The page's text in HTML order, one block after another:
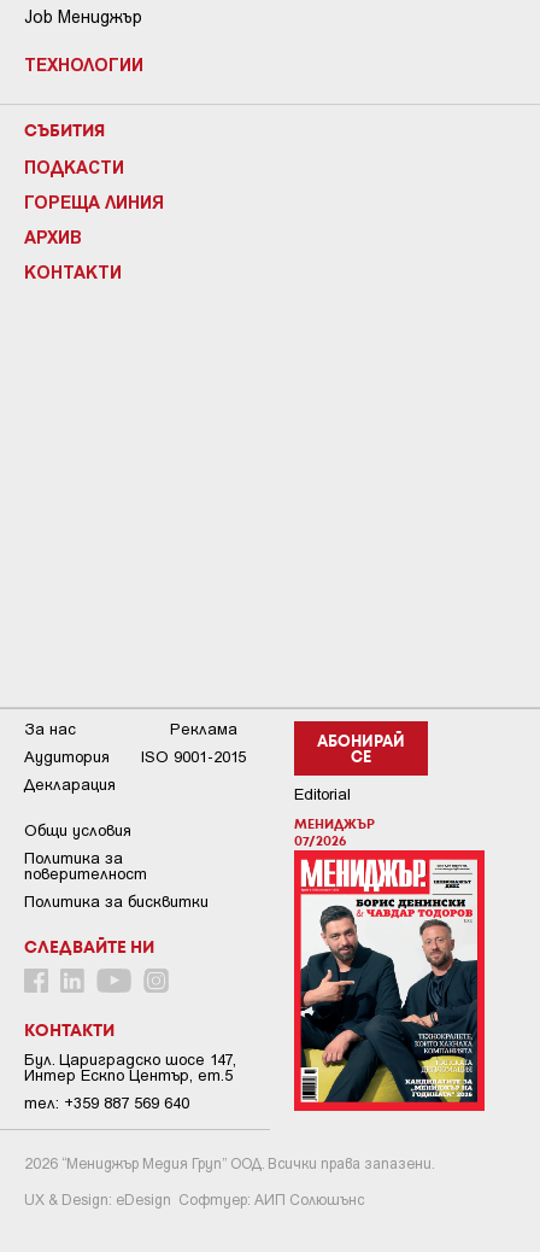
Job Мениджър
ТЕХНОЛОГИИ
СЪБИТИЯ
ПОДКАСТИ
ГОРЕЩА ЛИНИЯ
АРХИВ
КОНТАКТИ
АБОНИРАЙ
СЕ
Editorial
МЕНИДЖЪР
07/2026
За нас
Реклама
Аудитория
ISO 9001-2015
Декларация
Общи условия
Пoлитикa зa
пoвepитeлнocт
Политика за бисквитки
СЛЕДВАЙТЕ НИ
КОНТАКТИ
Бул. Цариградско шосе 147,
Интер Ескпо Център, ет.5
тел: +359 887 569 640
2026 “Мениджър Медия Груп” ООД. Всички права запазени.
UX & Design: eDesign Софтуер: АИП Солюшънс